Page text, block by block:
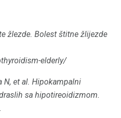
žlezde. Bolest štitne žlijezde
elderly/
N, et al. Hipokampalni
sa hipotireoidizmom.